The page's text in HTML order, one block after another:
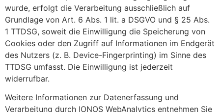
wurde, erfolgt die Verarbeitung ausschließlich auf
Grundlage von Art. 6 Abs. 1 lit. a DSGVO und § 25 Abs.
1 TTDSG, soweit die Einwilligung die Speicherung von
Cookies oder den Zugriff auf Informationen im Endgerät
des Nutzers (z. B. Device-Fingerprinting) im Sinne des
TTDSG umfasst. Die Einwilligung ist jederzeit
widerrufbar.
Weitere Informationen zur Datenerfassung und
Verarbeitung durch IONOS WebAnalytics entnehmen Sie